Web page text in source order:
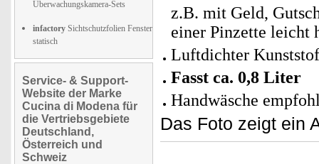
Überwachungskamera-Sets
infactory Sichtschutzfolien Fenster
statisch
Service- & Support-
Website der Marke
Cucina di Modena für
die Vertriebsgebiete
Deutschland,
Österreich und
Schweiz
z.B. mit Geld,
einer Pinzette leicht
Luftdichter
Fasst ca. 0,8 Liter
Handwäsche
Das Foto zeigt ein